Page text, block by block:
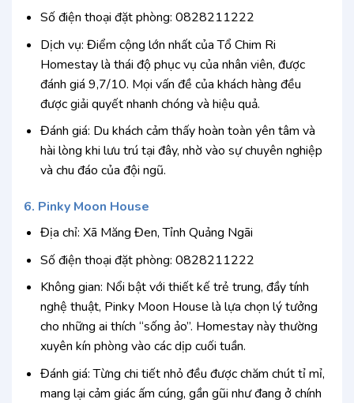
Số điện thoại đặt phòng: 0828211222
Dịch vụ: Điểm cộng lớn nhất của Tổ Chim Ri
Homestay là thái độ phục vụ của nhân viên, được
đánh giá 9,7/10. Mọi vấn đề của khách hàng đều
được giải quyết nhanh chóng và hiệu quả.
Đánh giá: Du khách cảm thấy hoàn toàn yên tâm và
hài lòng khi lưu trú tại đây, nhờ vào sự chuyên nghiệp
và chu đáo của đội ngũ.
6. Pinky Moon House
Địa chỉ: Xã Măng Đen, Tỉnh Quảng Ngãi
Số điện thoại đặt phòng: 0828211222
Không gian: Nổi bật với thiết kế trẻ trung, đầy tính
nghệ thuật, Pinky Moon House là lựa chọn lý tưởng
cho những ai thích “sống ảo”. Homestay này thường
xuyên kín phòng vào các dịp cuối tuần.
Đánh giá: Từng chi tiết nhỏ đều được chăm chút tỉ mỉ,
mang lại cảm giác ấm cúng, gần gũi như đang ở chính